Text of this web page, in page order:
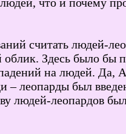
считать людей-
Здесь было бы
на людей. Да,
– леопарды был
людей-леопардов